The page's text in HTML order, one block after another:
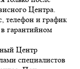
Центра.
телефон и график
гарантийном
Центр
специалистов